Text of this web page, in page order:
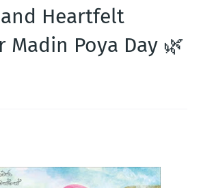
Heartfelt
Madin Poya Day 🌿